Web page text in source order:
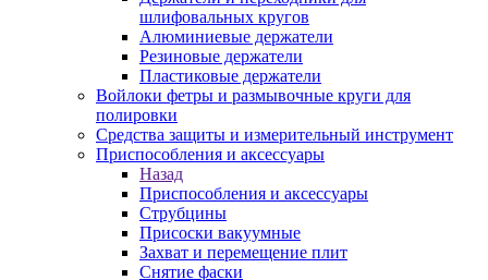
шлифовальных кругов
Алюминиевые держатели
Резиновые держатели
Пластиковые держатели
Войлоки фетры и размывочные круги для
полировки
Средства защиты и измерительный инструмент
Приспособления и аксессуары
Назад
Приспособления и аксессуары
Струбцины
Присоски вакуумные
Захват и перемещение плит
Снятие фаски